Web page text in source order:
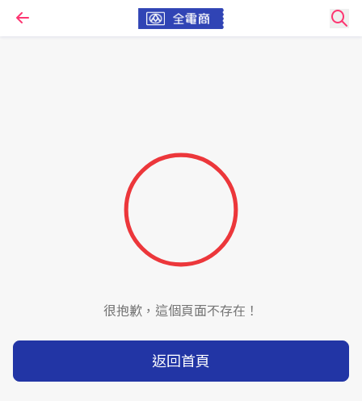
很抱歉，這個頁面不存在！
返回首頁